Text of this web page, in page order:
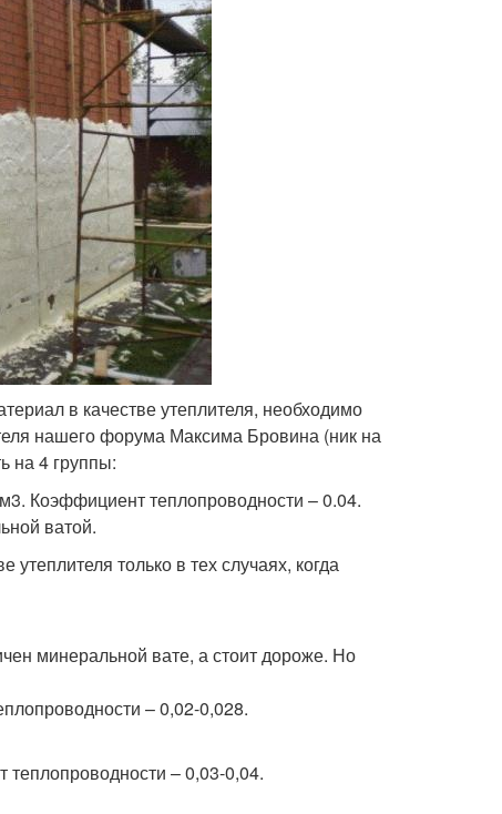
в качестве утеплителя, необходимо
нашего форума Максима Бровина (ник на
на 4 группы:
Коэффициент теплопроводности – 0.04.
ватой.
только в тех случаях, когда
минеральной вате, а стоит дороже. Но
– 0,02-0,028.
– 0,03-0,04.